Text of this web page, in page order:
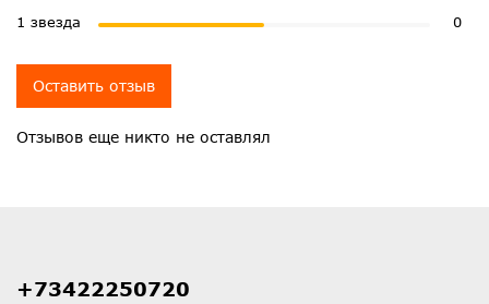
Отзывов еще никто не оставлял
1 звезда
0
Оставить отзыв
+73422250720